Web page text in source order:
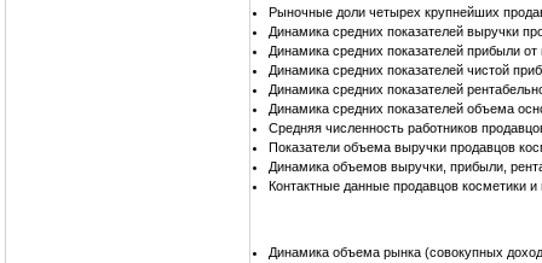
Рыночные доли четырех крупнейших
Динамика средних показателей выручки
Динамика средних показателей прибыли
Динамика средних показателей чистой
Динамика средних показателей
Динамика средних показателей объема
Средняя численность работников
Показатели объема выручки продавцов
Динамика объемов выручки, прибыли,
Контактные данные продавцов косметики
Динамика объема рынка (совокупных